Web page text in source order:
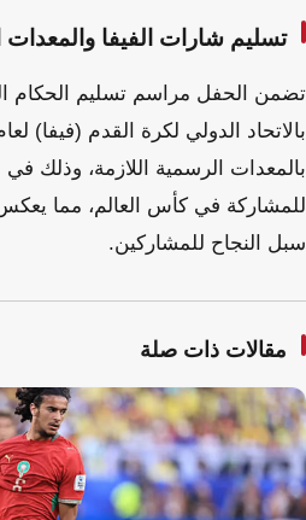
تسليم شارات الفيفا والمعدات
تضمن الحفل مراسم تسليم الحكام
بالمعدات الرسمية اللازمة، وذلك
للمشاركة في كأس العالم، مما يعكس
سبل النجاح للمشاركين.
مقالات ذات صلة